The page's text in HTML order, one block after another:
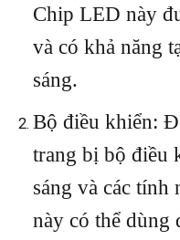
Chip LED này
và có khả năng
sáng.
Bộ điều khiển:
trang bị bộ điều
sáng và các tính
này có thể dùng